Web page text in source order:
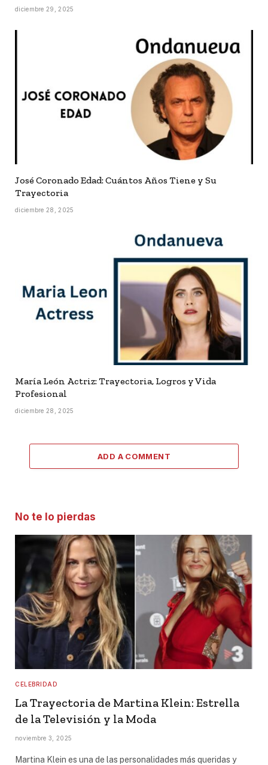
diciembre 29, 2025
José Coronado Edad: Cuántos Años Tiene y Su
Trayectoria
diciembre 28, 2025
María León Actriz: Trayectoria, Logros y Vida
Profesional
diciembre 28, 2025
ADD A COMMENT
No te lo pierdas
CELEBRIDAD
La Trayectoria de Martina Klein: Estrella
de la Televisión y la Moda
noviembre 3, 2025
Martina Klein es una de las personalidades más queridas y